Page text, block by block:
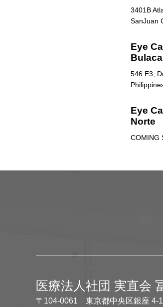
3401B
SanJuan
Eye
546 E3,
Eye
Norte
COMING
医療法人社団 実直会
〒104-0061 東京都中央区銀座 4-